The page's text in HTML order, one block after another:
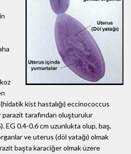
kist hastalığı) eccinococcus
tarafından oluşturulur
EG 0.4-0.6 cm uzunlukta olup, baş,
ve uterus (döl yatağı) olmak
başta karaciğer olmak üzere